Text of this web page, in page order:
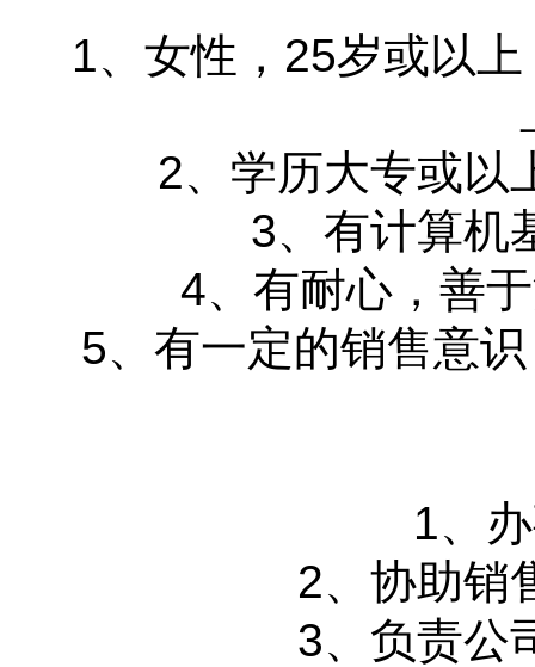
1、女性，25岁或以
2、学历大专或以
3、有计算机
4、有耐心，善
5、有一定的销售意
1、
2、协助销
3、负责公